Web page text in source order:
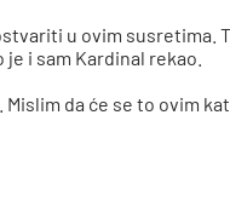
u ovim susretima.
i sam Kardinal rekao.
da će se to ovim